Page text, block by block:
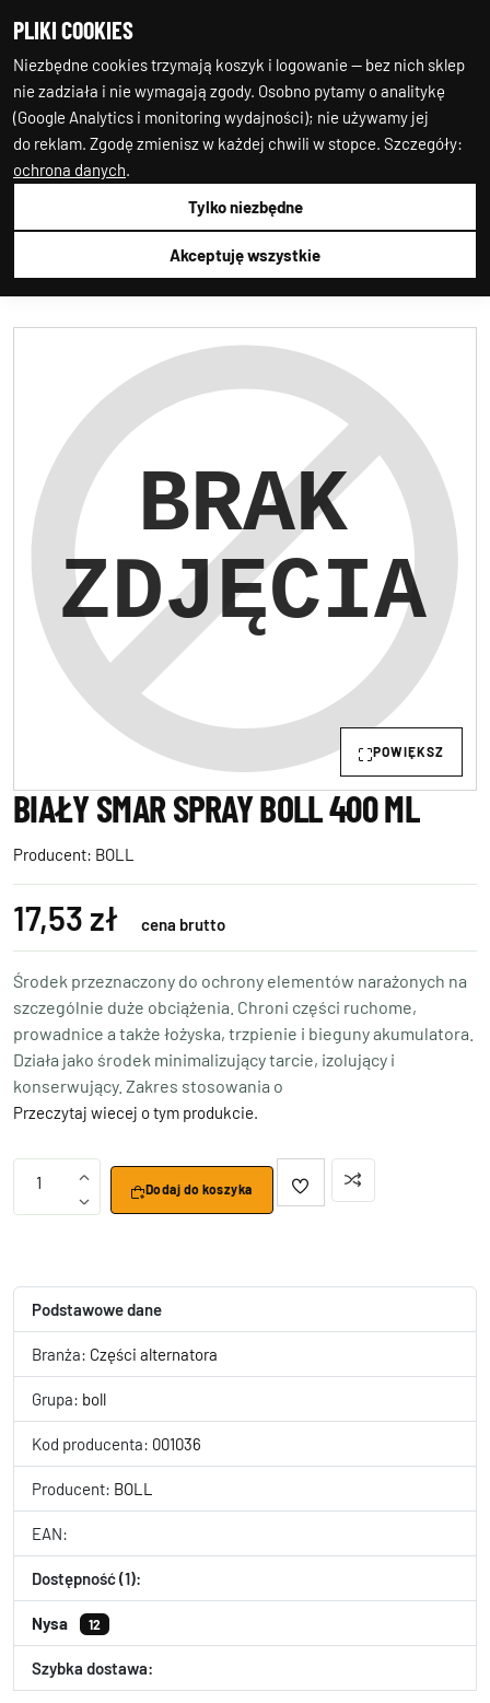
PLIKI COOKIES
Niezbędne cookies trzymają koszyk i logowanie — bez nich sklep
nie zadziała i nie wymagają zgody. Osobno pytamy o analitykę
(Google Analytics i monitoring wydajności); nie używamy jej
do reklam. Zgodę zmienisz w każdej chwili w stopce. Szczegóły:
ochrona danych.
Tylko niezbędne
Akceptuję wszystkie
CHEMIA BOLL
001036
POWIĘKSZ
BIAŁY SMAR SPRAY BOLL 400 ML
Producent: BOLL
17,53 zł cena brutto
Środek przeznaczony do ochrony elementów narażonych na
szczególnie duże obciążenia. Chroni części ruchome,
prowadnice a także łożyska, trzpienie i bieguny akumulatora.
Działa jako środek minimalizujący tarcie, izolujący i
konserwujący. Zakres stosowania o
Przeczytaj wiecej o tym produkcie.
1 Dodaj do koszyka
Podstawowe dane
Branża: Części alternatora
Grupa: boll
Kod producenta: 001036
Producent: BOLL
EAN:
Dostępność (1):
Nysa 12
Szybka dostawa: